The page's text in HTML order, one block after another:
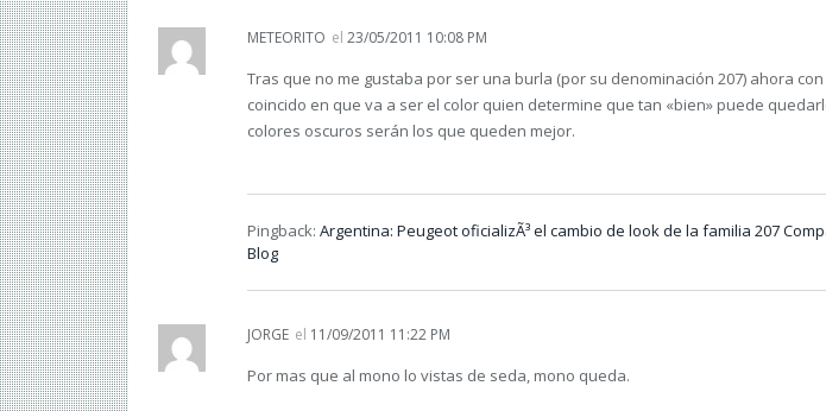
METEORITO el 23/05/2011 10:08 PM
Tras que no me gustaba por ser una burla (por su denominación 207) ahora
coincido en que va a ser el color quien determine que tan «bien» puede
colores oscuros serán los que queden mejor.
Pingback: Argentina: Peugeot oficializÃ³ el cambio de look de la familia 207
Blog
JORGE el 11/09/2011 11:22 PM
Por mas que al mono lo vistas de seda, mono queda.